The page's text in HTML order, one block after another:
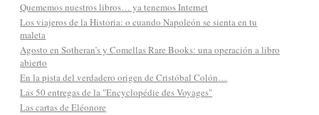
Quememos nuestros libros… ya tenemos Internet
Los viajeros de la Historia: o cuando Napoleón se sienta en tu
maleta
Agosto en Sotheran’s y Comellas Rare Books: una operación a libro
abierto
En la pista del verdadero origen de Cristóbal Colón…
Las 50 entregas de la "Encyclopédie des Voyages"
Las cartas de Eléonore